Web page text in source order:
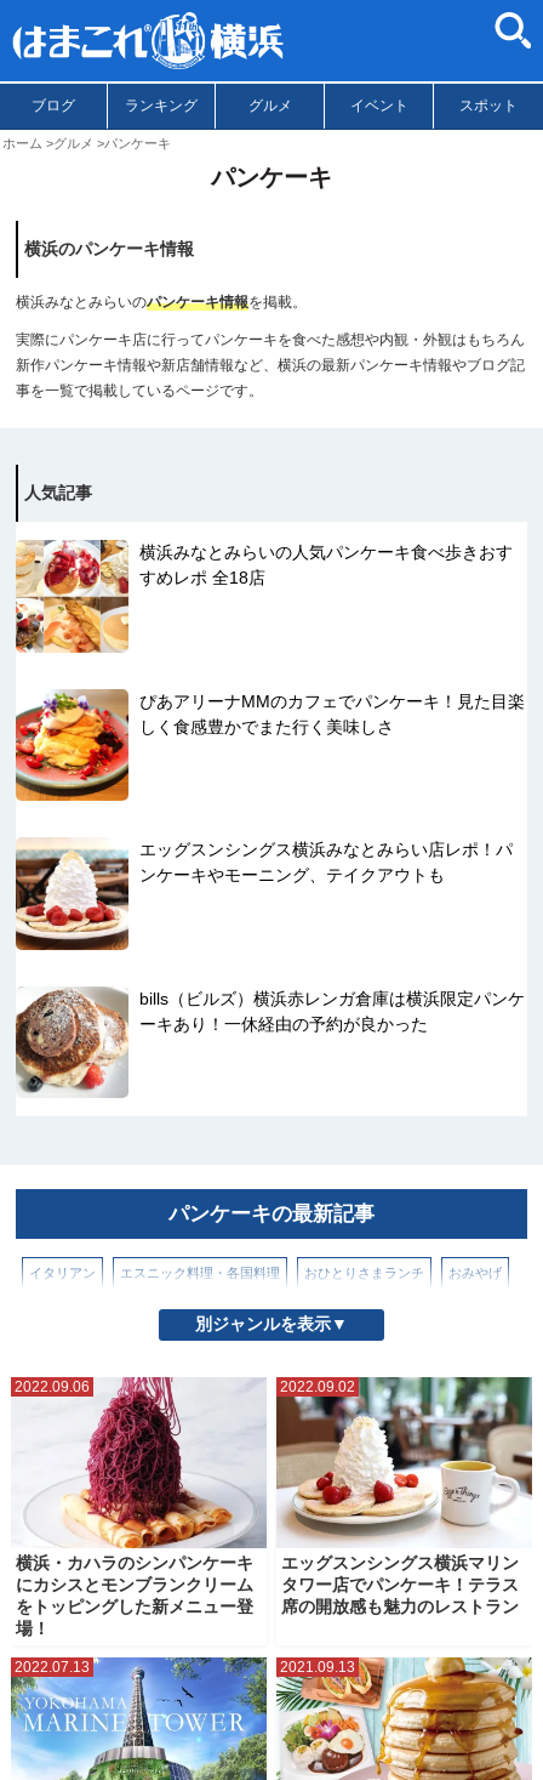
ブログ ランキング グルメ イベント スポット
ホーム グルメ パンケーキ
パンケーキ
横浜のパンケーキ情報
横浜みなとみらいのパンケーキ情報を掲載。
実際にパンケーキ店に行ってパンケーキを食べた感想や内観・外観はもちろん
新作パンケーキ情報や新店舗情報など、横浜の最新パンケーキ情報やブログ記
事を一覧で掲載しているページです。
人気記事
横浜みなとみらいの人気パンケーキ食べ歩きおす
すめレポ 全18店
ぴあアリーナMMのカフェでパンケーキ！見た目楽
しく食感豊かでまた行く美味しさ
エッグスンシングス横浜みなとみらい店レポ！パ
ンケーキやモーニング、テイクアウトも
bills（ビルズ）横浜赤レンガ倉庫は横浜限定パンケ
ーキあり！一休経由の予約が良かった
パンケーキの最新記事
イタリアン エスニック料理・各国料理 おひとりさまランチ おみやげ
お取り寄せグルメ・スイーツ かき氷 カフェ
ハンバーガー パン屋・パン情報
ホテルアフタヌーンティー ホテルブッフェ ラーメン・つけ麺
ラーメン（横浜市内） ラーメン（横浜市外・県内）
ランチ 中華料理・中国料理 和食 居酒屋
工場直売所・アウトレット商品 朝食・モーニング 洋食 海鮮・寿司
焼き肉・ステーキ・肉食
別ジャンルを表示▼
2022.09.06
横浜・カハラのシンパンケーキ
にカシスとモンブランクリーム
をトッピングした新メニュー登
場！
2022.09.02
エッグスンシングス横浜マリン
タワー店でパンケーキ！テラス
席の開放感も魅力のレストラン
2022.07.13 2021.09.13